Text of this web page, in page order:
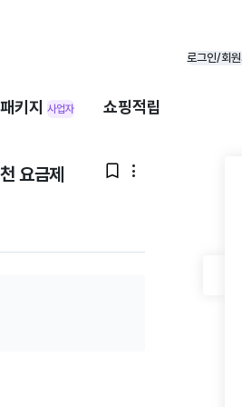
로그인/회
키지 사업자 쇼핑적립
요금제  